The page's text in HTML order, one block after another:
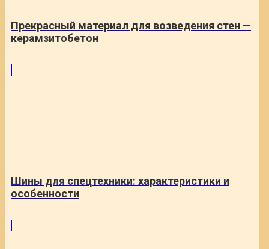
Прекрасный материал для возведения стен —
керамзитобетон
Шины для спецтехники: характеристики и
особенности